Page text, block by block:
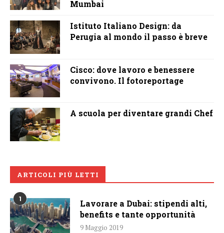
Mumbai
Istituto Italiano Design: da
Perugia al mondo il passo è breve
Cisco: dove lavoro e benessere
convivono. Il fotoreportage
A scuola per diventare grandi Chef
ARTICOLI PIÙ LETTI
1
Lavorare a Dubai: stipendi alti,
benefits e tante opportunità
9 Maggio 2019